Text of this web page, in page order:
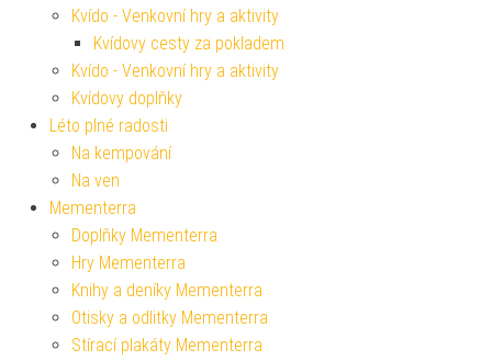
Kvído - Venkovní hry a aktivity
Kvídovy cesty za pokladem
Kvído - Venkovní hry a aktivity
Kvídovy doplňky
Léto plné radosti
Na kempování
Na ven
Mementerra
Doplňky Mementerra
Hry Mementerra
Knihy a deníky Mementerra
Otisky a odlitky Mementerra
Stírací plakáty Mementerra